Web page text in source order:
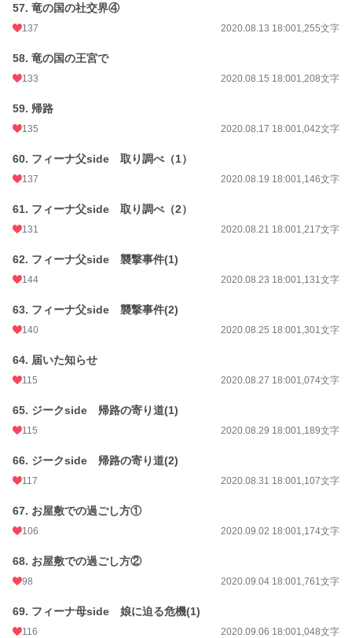
57. 竜の国の社交界④
137 2020.08.13 18:001,255文字
58. 竜の国の王宮で
133 2020.08.15 18:001,208文字
59. 帰路
135 2020.08.17 18:001,042文字
60. フィーナ父side 取り調べ（1）
137 2020.08.19 18:001,146文字
61. フィーナ父side 取り調べ（2）
131 2020.08.21 18:001,217文字
62. フィーナ父side 襲撃事件(1)
144 2020.08.23 18:001,131文字
63. フィーナ父side 襲撃事件(2)
140 2020.08.25 18:001,301文字
64. 届いた知らせ
115 2020.08.27 18:001,074文字
65. ジークside 帰路の寄り道(1)
115 2020.08.29 18:001,189文字
66. ジークside 帰路の寄り道(2)
117 2020.08.31 18:001,107文字
67. お屋敷での過ごし方①
106 2020.09.02 18:001,174文字
68. お屋敷での過ごし方②
98 2020.09.04 18:001,761文字
69. フィーナ母side 娘に迫る危機(1)
116 2020.09.06 18:001,048文字